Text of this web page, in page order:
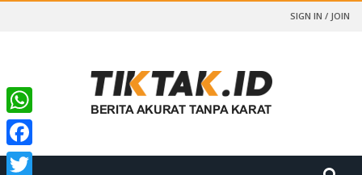
SIGN IN / JOIN
WhatsApp
Facebook